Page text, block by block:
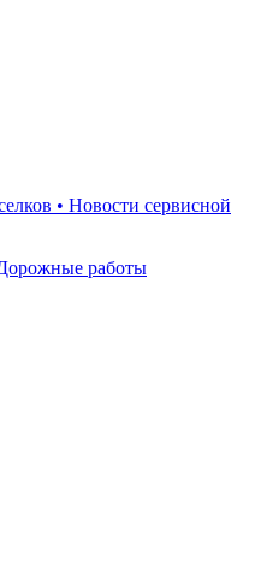
• Новости сервисной
работы